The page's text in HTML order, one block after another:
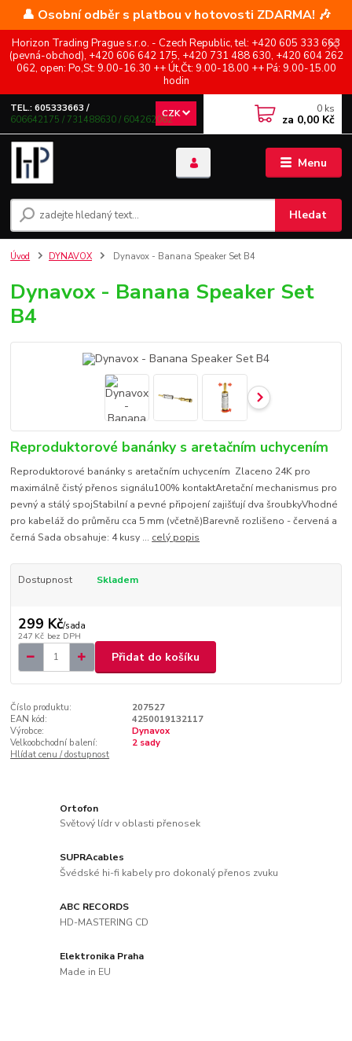
👤 Osobní odběr s platbou v hotovosti ZDARMA! 🎶
Horizon Trading Prague s.r.o. - Czech Republic, tel: +420 605 333 663
(pevná-obchod), +420 606 642 175, +420 731 488 630, +420 604 262
062, open: Po,St: 9.00-16.30 ++ Út,Čt: 9.00-18.00 ++ Pá: 9.00-15.00
hodin
Menu
CZK
Hledat
TEL.: 605333663 /
606642175 / 731488630 / 604262062
0 ks
za 0,00 Kč
Úvod DYNAVOX Dynavox - Banana Speaker Set B4
Dynavox - Banana Speaker Set
B4
Reproduktorové banánky s aretačním uchycením
Reproduktorové banánky s aretačním uchycením Zlaceno 24K pro
maximálně čistý přenos signálu100% kontaktAretační mechanismus pro
pevný a stálý spojStabilní a pevné připojení zajišťují dva šroubkyVhodné
pro kabeláž do průměru cca 5 mm (včetně)Barevně rozlišeno - červená a
černá Sada obsahuje: 4 kusy ... celý popis
Dostupnost Skladem
299 Kč/sada
247 Kč bez DPH
Přidat do košíku
Číslo produktu:
207527
EAN kód:
4250019132117
Výrobce:
Dynavox
Velkoobchodní balení:
2 sady
Hlídat cenu / dostupnost
Ortofon
Světový lídr v oblasti přenosek
SUPRAcables
Švédské hi-fi kabely pro dokonalý přenos zvuku
ABC RECORDS
HD-MASTERING CD
Elektronika Praha
Made in EU